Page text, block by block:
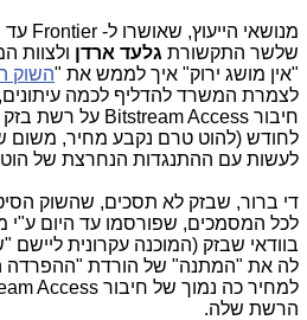
שלשר התקשורת גלעד ארדן ולצוות
"אין מושג ירוק" איך לממש את "השוק
לצמרת המשרד להדליף לכמה
לחודש (להוט טרם נקבע מחיר,
לעשות עם ההתנגדות הנחרצת של הוט
די ברור, שבזק לא תסכים, שהשוק
לכל המסמכים, שפורסמו עד היום
בוודאי שבזק (המוכנה עקרונית ליישם
לה את "המתנה" של הורדת "ההפרדה
הרשת שלה.